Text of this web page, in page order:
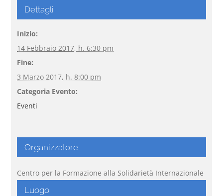
Dettagli
Inizio:
14 Febbraio 2017, h. 6:30 pm
Fine:
3 Marzo 2017, h. 8:00 pm
Categoria Evento:
Eventi
Luogo
Organizzatore
Centro per la Formazione alla Solidarietà Internazionale